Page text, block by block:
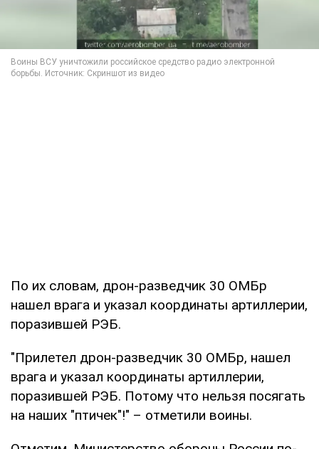
По их словам, дрон-разведчик 30 ОМБр
нашел врага и указал координаты артиллерии,
поразившей РЭБ.
"Прилетел дрон-разведчик 30 ОМБр, нашел
врага и указал координаты артиллерии,
поразившей РЭБ. Потому что нельзя посягать
на наших "птичек"!" – отметили воины.